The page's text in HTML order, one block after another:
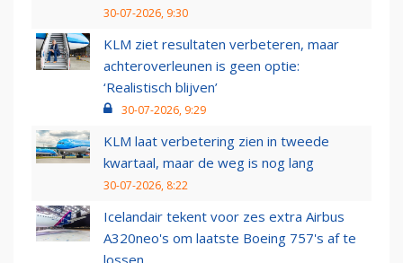
30-07-2026, 9:30
KLM ziet resultaten verbeteren, maar
achteroverleunen is geen optie:
‘Realistisch blijven’
30-07-2026, 9:29
KLM laat verbetering zien in tweede
kwartaal, maar de weg is nog lang
30-07-2026, 8:22
Icelandair tekent voor zes extra Airbus
A320neo's om laatste Boeing 757's af te
lossen